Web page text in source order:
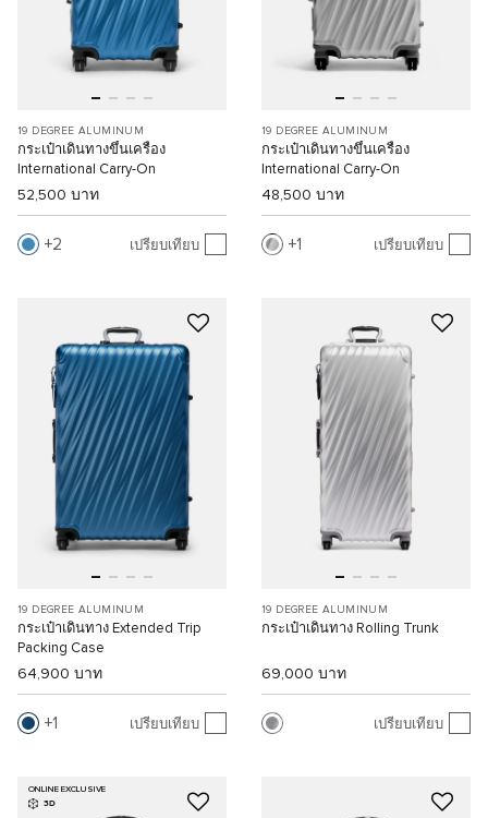
19 DEGREE ALUMINUM
กระเป๋าเดินทางขึ้นเครื่อง
International Carry-On
52,500 บาท
2 เปรียบเทียบ
19 DEGREE ALUMINUM
กระเป๋าเดินทางขึ้นเครื่อง
International Carry-On
48,500 บาท
1 เปรียบเทียบ
19 DEGREE ALUMINUM
กระเป๋าเดินทาง Extended Trip
Packing Case
64,900 บาท
1 เปรียบเทียบ
19 DEGREE ALUMINUM
กระเป๋าเดินทาง Rolling Trunk
69,000 บาท
เปรียบเทียบ
ONLINE EXCLUSIVE
3D